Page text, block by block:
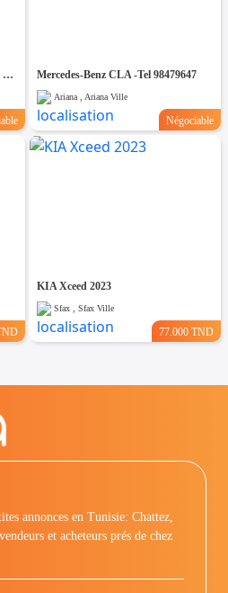
Land Rover Évoque 2.2L - Km 115 mille - Tel 98479647 Mercedes-Benz CLA -Tel 98479647
Ariana , Ariana Ville
Négociable
KIA Xceed 2023
Sfax , Sfax Ville
77.000 TND
annonces en Tunisie: Chattez,
et acheteurs prés de chez